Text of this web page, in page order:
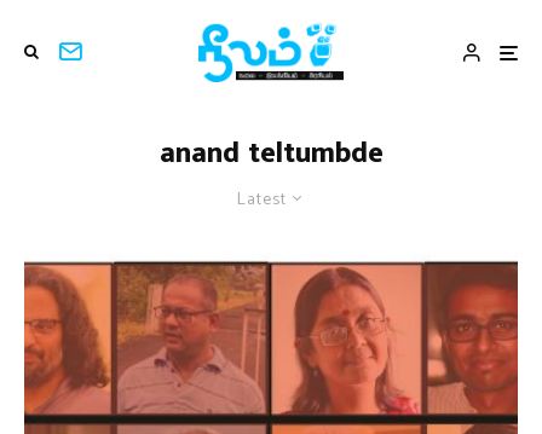
anand teltumbde
Latest